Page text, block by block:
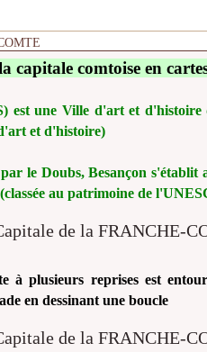
capitale comtoise en
est une Ville d'art et d'histoire
et d'histoire)
le Doubs, Besançon s'établit
au patrimoine de
à plusieurs reprises est
en dessinant une boucle